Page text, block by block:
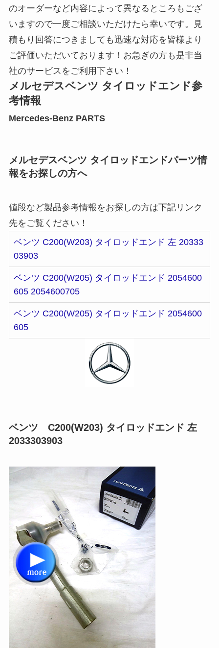
のオーダーなど内容によって異なるところもござ
いますので一度ご相談いただけたら幸いです。見
積もり回答につきましても迅速な対応を皆様より
ご評価いただいております！お急ぎの方も是非当
社のサービスをご利用下さい！
メルセデスベンツ タイロッドエンド参
考情報
Mercedes-Benz PARTS
メルセデスベンツ タイロッドエンドパーツ情
報をお探しの方へ
値段など製品参考情報をお探しの方は下記リンク
先をご覧ください！
ベンツ C200(W203) タイロッドエンド 左 20333
03903
ベンツ C200(W205) タイロッドエンド 2054600
605 2054600705
ベンツ C200(W205) タイロッドエンド 2054600
605
ベンツ C200(W203) タイロッドエンド 左
2033303903